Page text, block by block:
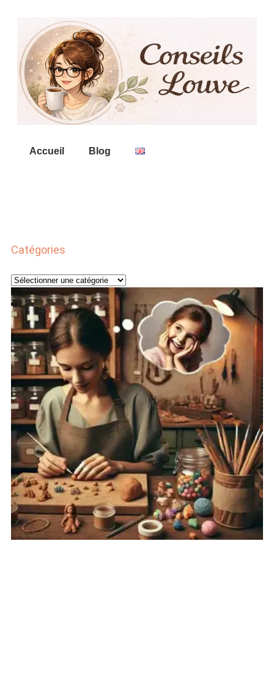
Accueil Blog
Catégories